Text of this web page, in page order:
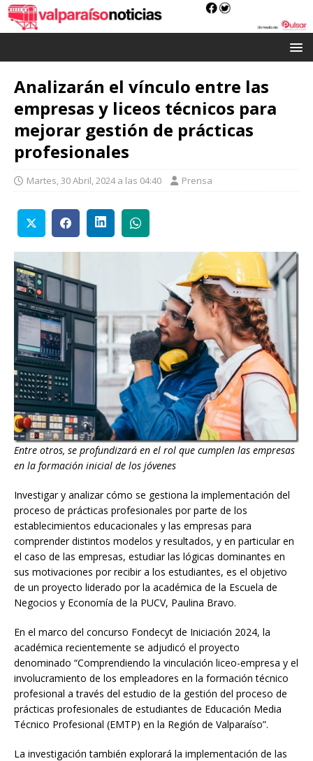
Analizarán el vínculo entre las
empresas y liceos técnicos para
mejorar gestión de prácticas
profesionales
Martes, 30 Abril, 2024 a las 04:40 Prensa
Entre otros, se profundizará en el rol que cumplen las empresas
en la formación inicial de los jóvenes
Investigar y analizar cómo se gestiona la implementación del
proceso de prácticas profesionales por parte de los
establecimientos educacionales y las empresas para
comprender distintos modelos y resultados, y en particular en
el caso de las empresas, estudiar las lógicas dominantes en
sus motivaciones por recibir a los estudiantes, es el objetivo
de un proyecto liderado por la académica de la Escuela de
Negocios y Economía de la PUCV, Paulina Bravo.
En el marco del concurso Fondecyt de Iniciación 2024, la
académica recientemente se adjudicó el proyecto
denominado “Comprendiendo la vinculación liceo-empresa y el
involucramiento de los empleadores en la formación técnico
profesional a través del estudio de la gestión del proceso de
prácticas profesionales de estudiantes de Educación Media
Técnico Profesional (EMTP) en la Región de Valparaíso”.
La investigación también explorará la implementación de las